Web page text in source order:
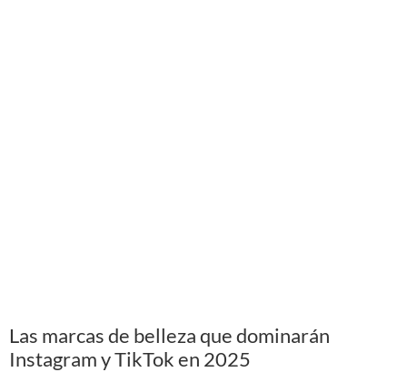
Las marcas de belleza que dominarán
Instagram y TikTok en 2025